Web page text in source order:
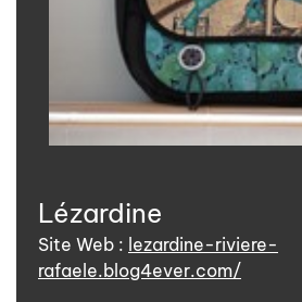
Lézardine
Site Web : lezardine-riviere-
rafaele.blog4ever.com/